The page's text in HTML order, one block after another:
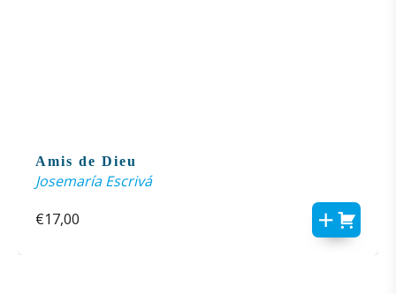
Amis de Dieu
Josemaría Escrivá
€17,00